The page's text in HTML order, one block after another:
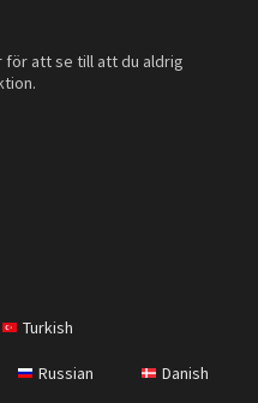
för att se till att du aldrig
Turkish
Russian Danish